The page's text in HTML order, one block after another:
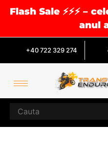
Flash Sale ⚡⚡⚡ –
anul
+40 722 329 274